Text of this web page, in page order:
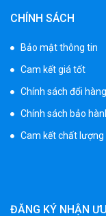
CHÍNH SÁCH
Bảo mật thông tin
Cam kết giá tốt
Chính sách đổi hàng
Chính sách bảo
Cam kết chất lượng
ĐĂNG KÝ NHẬN